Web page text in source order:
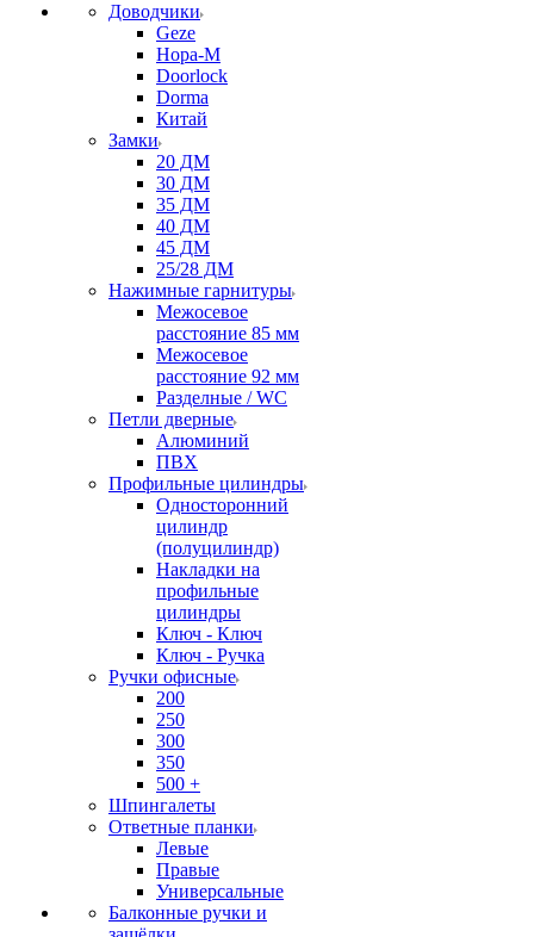
Доводчики
Geze
Нора-М
Doorlock
Dorma
Китай
Замки
20 ДМ
30 ДМ
35 ДМ
40 ДМ
45 ДМ
25/28 ДМ
Нажимные гарнитуры
Межосевое
расстояние 85 мм
Межосевое
расстояние 92 мм
Разделные / WC
Петли дверные
Алюминий
ПВХ
Профильные цилиндры
Односторонний
цилиндр
(полуцилиндр)
Накладки на
профильные
цилиндры
Ключ - Ключ
Ключ - Ручка
Ручки офисные
200
250
300
350
500 +
Шпингалеты
Ответные планки
Левые
Правые
Универсальные
Балконные ручки и